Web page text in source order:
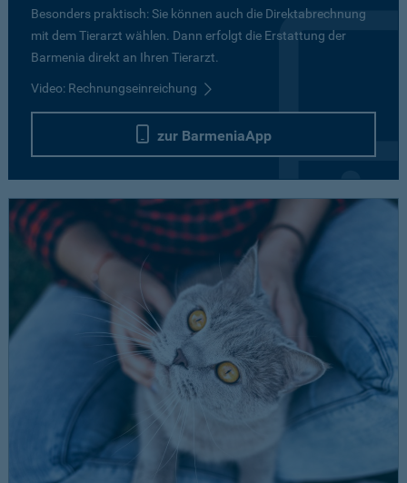
Besonders praktisch: Sie können auch die Direktabrechnung
mit dem Tierarzt wählen. Dann erfolgt die Erstattung der
Barmenia direkt an Ihren Tierarzt.
Video: Rechnungseinreichung
zur BarmeniaApp